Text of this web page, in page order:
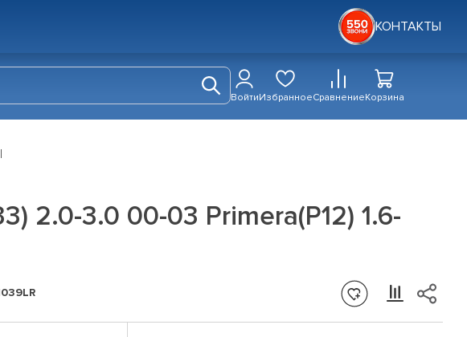
КОНТАКТЫ
ВойтиИзбранноеСравнениеКорзина
2.0-3.0 00-03 Primera(P12) 1.6-